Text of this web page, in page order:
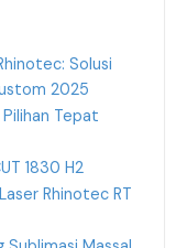
Solusi
2025
Tepat
1830 H2
Rhinotec RT